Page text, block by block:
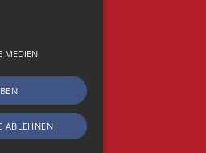
MEDIEN
ABLEHNEN